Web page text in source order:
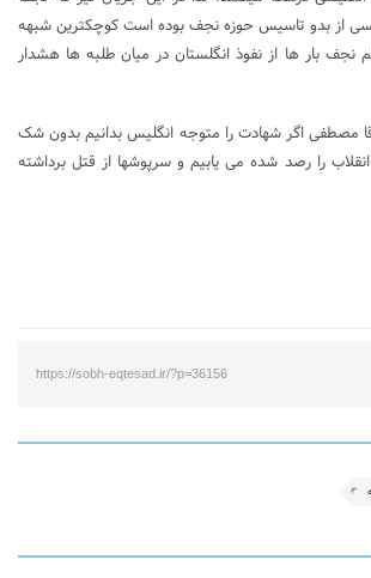
از بدو تاسیس حوزه نجف بوده است کوچکترین شبهه
بار ها از نفوذ انگلستان در میان طلبه ها هشدار
مصطفی اگر شهادت را متوجه انگلیس بدانیم بدون شک
انقلاب را رصد شده می یابیم و سرپوشها از قتل برداشته
https://sobh-eqtesad.ir/?p=36156